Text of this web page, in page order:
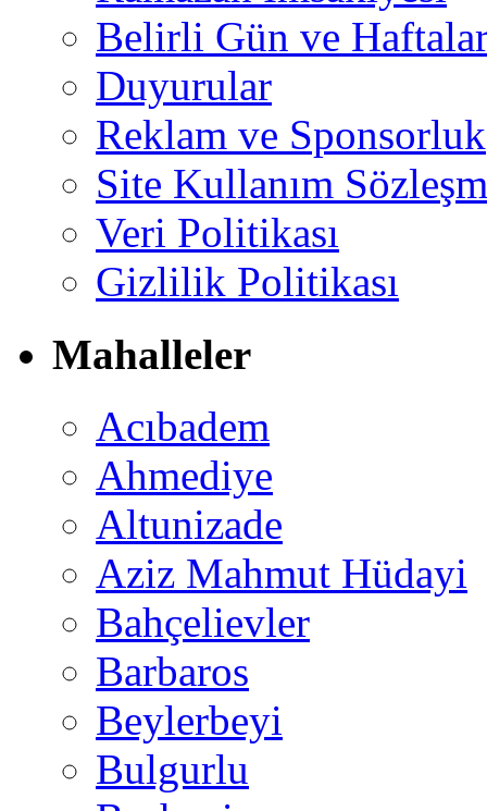
Belirli Gün ve
Duyurular
Reklam ve Sponsorluk
Site Kullanım
Veri Politikası
Gizlilik Politikası
Mahalleler
Acıbadem
Ahmediye
Altunizade
Aziz Mahmut Hüdayi
Bahçelievler
Barbaros
Beylerbeyi
Bulgurlu